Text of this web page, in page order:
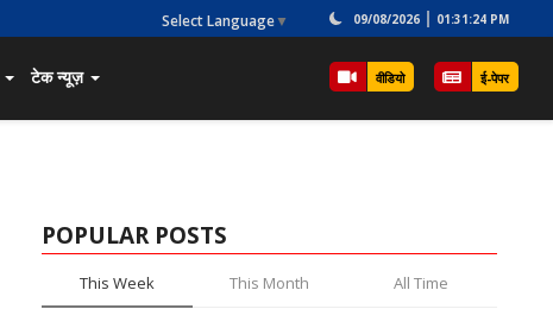
Select Language▼ 09/08/2026 01:31:24 PM
टेक न्यूज़ वीडियो ई-पेपर
POPULAR POSTS
This Week This Month All Time